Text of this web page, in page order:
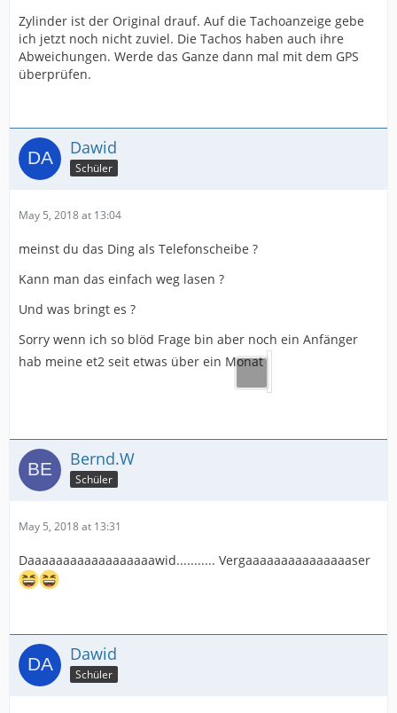
Zylinder ist der Original drauf. Auf die Tachoanzeige gebe
ich jetzt noch nicht zuviel. Die Tachos haben auch ihre
Abweichungen. Werde das Ganze dann mal mit dem GPS
überprüfen.
Dawid
Schüler
May 5, 2018 at 13:04
meinst du das Ding als Telefonscheibe ?
Kann man das einfach weg lasen ?
Und was bringt es ?
Sorry wenn ich so blöd Frage bin aber noch ein Anfänger
hab meine et2 seit etwas über ein Monat
Bernd.W
Schüler
May 5, 2018 at 13:31
Daaaaaaaaaaaaaaaaaawid........... Vergaaaaaaaaaaaaaaaser
Dawid
Schüler